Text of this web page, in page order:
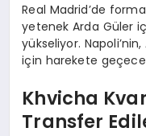
Real Madrid’de
yetenek Arda Güler
yükseliyor.
için harekete
Khvicha
Transfer